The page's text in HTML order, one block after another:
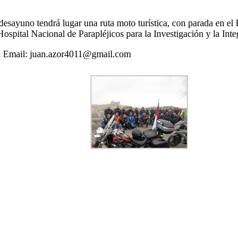
tendrá lugar una ruta moto turística, con parada en
Nacional de Parapléjicos para la Investigación y la
juan.azor4011@gmail.com